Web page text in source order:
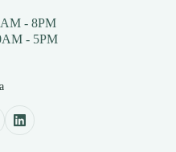
- 8PM
- 5PM